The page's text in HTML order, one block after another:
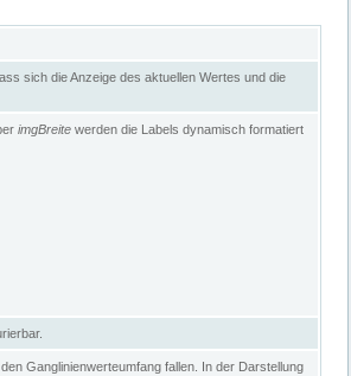
sich die Anzeige des aktuellen Wertes und die
imgBreite werden die Labels dynamisch formatiert
Ganglinienwerteumfang fallen. In der Darstellung